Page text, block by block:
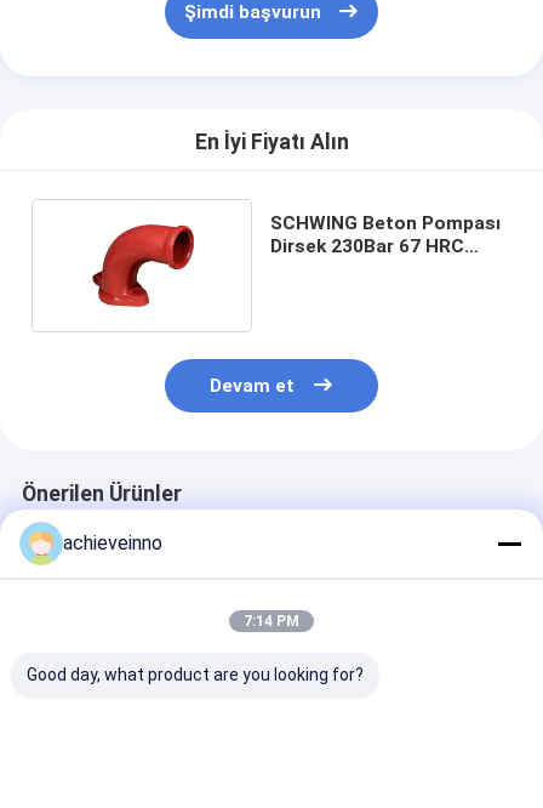
Şimdi başvurun
En İyi Fiyatı Alın
SCHWING Beton Pompası
Dirsek 230Bar 67 HRC
Devam et
Önerilen Ürünler
achieveinno
7:14 PM
Good day, what product are you looking for?